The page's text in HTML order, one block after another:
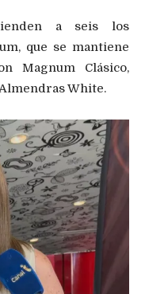
a seis los
que se mantiene
Magnum Clásico,
White.